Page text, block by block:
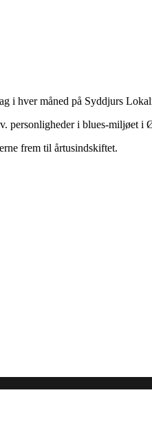
i hver måned på Syddjurs
personligheder i blues-miljøet
frem til årtusindskiftet.